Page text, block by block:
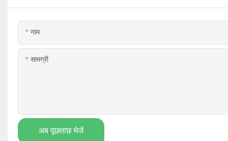
नाम
सामग्री
अब पूछताछ भेजें